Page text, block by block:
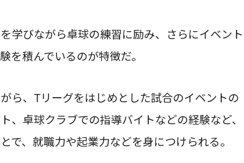
学びながら卓球の練習に励み、さらにイベント
を積んでいるのが特徴だ。
ら、Tリーグをはじめとした試合のイベントの
、卓球クラブでの指導バイトなどの経験など、
で、就職力や起業力などを身につけられる。